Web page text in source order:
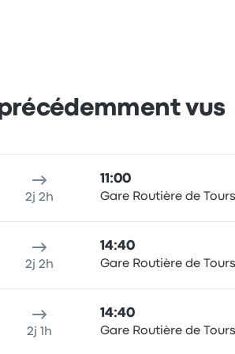
vus
2j 2h
11:00
Gare Routière de Tours
2j 2h
14:40
Gare Routière de Tours
2j 1h
14:40
Gare Routière de Tours